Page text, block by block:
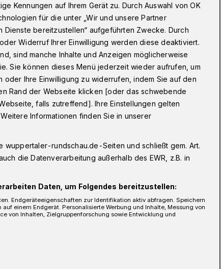
tot
Kennungen auf Ihrem Gerät zu. Durch Auswahl von OK
für die unter „Wir und unsere Partner
Dienste bereitzustellen“ aufgeführten Zwecke. Durch
Widerruf Ihrer Einwilligung werden diese deaktiviert.
sind manche Inhalte und Anzeigen möglicherweise
Sie können dieses Menü jederzeit wieder aufrufen, um
oder Ihre Einwilligung zu widerrufen, indem Sie auf den
Rand der Webseite klicken [oder das schwebende
falls zutreffend]. Ihre Einstellungen gelten
Informationen finden Sie in unserer
wuppertaler-rundschau.de-Seiten und schließt gem. Art.
die Datenverarbeitung außerhalb des EWR, z.B. in
Daten, um Folgendes bereitzustellen:
Endgeräteeigenschaften zur Identifikation aktiv abfragen. Speichern
einem Endgerät. Personalisierte Werbung und Inhalte, Messung von
von Inhalten, Zielgruppenforschung sowie Entwicklung und